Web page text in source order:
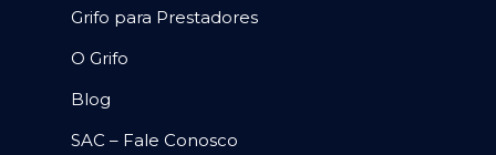
Grifo para Prestadores
O Grifo
Blog
SAC – Fale Conosco